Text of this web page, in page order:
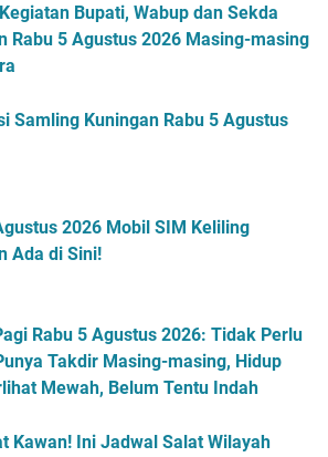
Bupati, Wabup dan Sekda
Rabu 5 Agustus 2026 Masing-masing
Samling Kuningan Rabu 5 Agustus
2026 Mobil SIM Keliling
Ada di Sini!
Rabu 5 Agustus 2026: Tidak Perlu
Takdir Masing-masing, Hidup
Mewah, Belum Tentu Indah
Kawan! Ini Jadwal Salat Wilayah